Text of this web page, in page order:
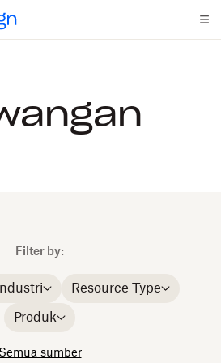
Filter by:
Industri Resource Type
Produk
Semua sumber